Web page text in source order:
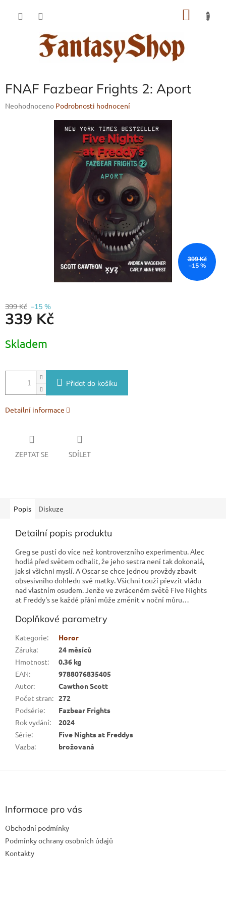
FNAF Fazbear Frights 2: Aport
Průměrné
Neohodnoceno Podrobnosti hodnocení
399 Kč
–15 %
399 Kč –15 %
339 Kč
cena:
Skladem
Přidat do košíku
Detailní informace
ZEPTAT SE SDÍLET
Popis Diskuze
Detailní popis produktu
Greg se pustí do více než kontroverzního experimentu. Alec
hodlá před světem odhalit, že jeho sestra není tak dokonalá,
jak si všichni myslí. A Oscar se chce jednou provždy zbavit
obsesivního dohledu své matky. Všichni touží převzít vládu
nad vlastním osudem. Jenže ve zvráceném světě Five Nights
at Freddy's se každé přání může změnit v noční můru…
Doplňkové parametry
Kategorie:
Horor
Záruka:
24 měsíců
Hmotnost:
0.36 kg
EAN:
9788076835405
Autor:
Cawthon Scott
Počet stran: 272
Podsérie:
Fazbear Frights
Rok vydání:
2024
Série:
Five Nights at Freddys
Vazba: brožovaná
Z
Informace pro vás
Obchodní podmínky
Podmínky ochrany osobních údajů
Kontakty